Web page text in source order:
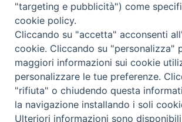
Copyright © 2019 - Tutti i
Trentina Editrice
Privacy Policy
"targeting e pubblicità") come
cookie policy.
Cliccando su "accetta" acconsenti
cookie. Cliccando su "personalizza"
maggiori informazioni sui cookie
personalizzare le tue preferenze.
"rifiuta" o chiudendo questa
la navigazione installando i soli
Ulteriori informazioni sono